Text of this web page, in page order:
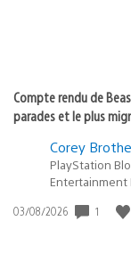
Compte rendu de
parades et le plus
Corey
PlayStation
Entertainment
Date
03/08/2026 1